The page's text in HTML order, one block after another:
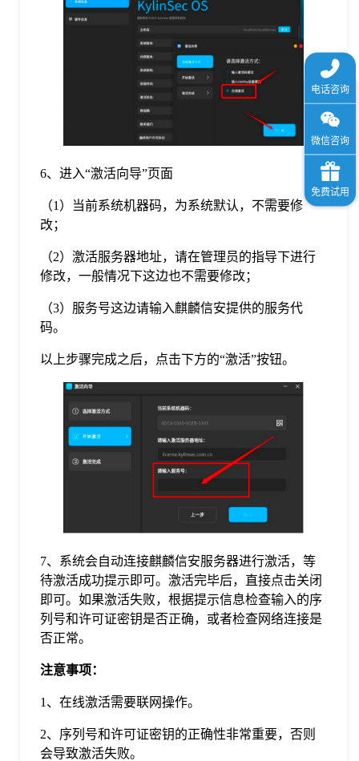
6、进入“激活向导”页面
（1）当前系统机器码，为系统默认，不需要修
改；
（2）激活服务器地址，请在管理员的指导下进行
修改，一般情况下这边也不需要修改；
（3）服务号这边请输入麒麟信安提供的服务代
码。
以上步骤完成之后，点击下方的“激活”按钮。
7、系统会自动连接麒麟信安服务器进行激活，等
待激活成功提示即可。激活完毕后，直接点击关闭
即可。如果激活失败，根据提示信息检查输入的序
列号和许可证密钥是否正确，或者检查网络连接是
否正常。
注意事项：
1、在线激活需要联网操作。
2、序列号和许可证密钥的正确性非常重要，否则
会导致激活失败。